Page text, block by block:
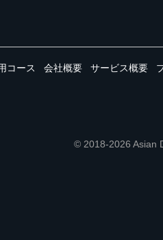
コース 会社概要 サービス概要
© 2018-2026 Asian